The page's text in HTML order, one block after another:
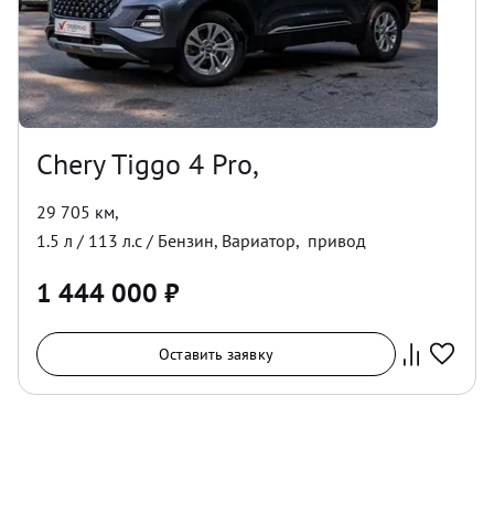
Chery Tiggo 4 Pro,
29 705 км,
1.5 л / 113 л.с / Бензин, Вариатор, привод
1 444 000 ₽
Оставить заявку